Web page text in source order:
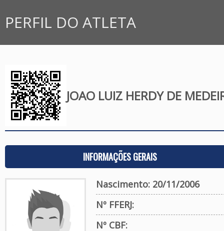
PERFIL DO ATLETA
JOAO LUIZ HERDY DE
INFORMAÇÕES GERAIS
Nascimento: 20/11/2006
Nº FFERJ:
Nº CBF: